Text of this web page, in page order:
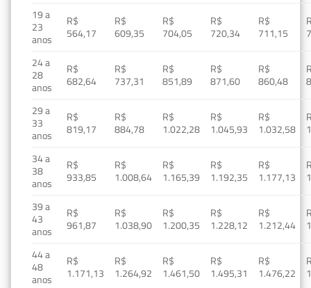
19 a
23
anos
R$
564,17
R$
609,35
R$
704,05
R$
720,34
R$
711,15
24 a
28
anos
R$
682,64
R$
737,31
R$
851,89
R$
871,60
R$
860,48
29 a
33
anos
R$
819,17
R$
884,78
R$
1.022,28
R$
1.045,93
R$
1.032,58
34 a
38
anos
R$
933,85
R$
1.008,64
R$
1.165,39
R$
1.192,35
R$
1.177,13
39 a
43
anos
R$
961,87
R$
1.038,90
R$
1.200,35
R$
1.228,12
R$
1.212,44
44 a
48
anos
R$
1.171,13
R$
1.264,92
R$
1.461,50
R$
1.495,31
R$
1.476,22